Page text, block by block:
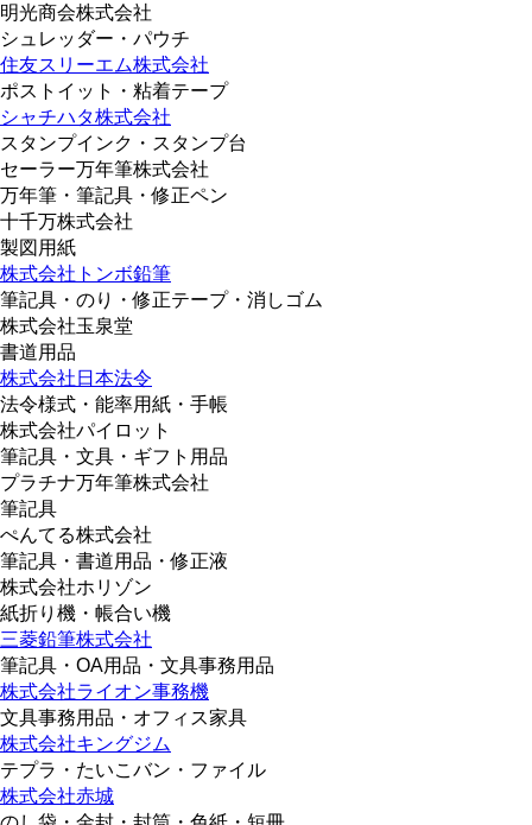
明光商会株式会社
シュレッダー・パウチ
住友スリーエム株式会社
ポストイット・粘着テープ
シャチハタ株式会社
スタンプインク・スタンプ台
セーラー万年筆株式会社
万年筆・筆記具・修正ペン
十千万株式会社
製図用紙
株式会社トンボ鉛筆
筆記具・のり・修正テープ・消しゴム
株式会社玉泉堂
書道用品
株式会社日本法令
法令様式・能率用紙・手帳
株式会社パイロット
筆記具・文具・ギフト用品
プラチナ万年筆株式会社
筆記具
ぺんてる株式会社
筆記具・書道用品・修正液
株式会社ホリゾン
紙折り機・帳合い機
三菱鉛筆株式会社
筆記具・OA用品・文具事務用品
株式会社ライオン事務機
文具事務用品・オフィス家具
株式会社キングジム
テプラ・たいこバン・ファイル
株式会社赤城